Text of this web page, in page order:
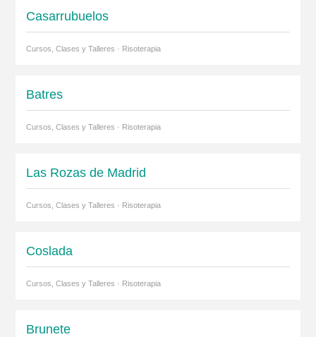
Casarrubuelos
Cursos, Clases y Talleres · Risoterapia
Batres
Cursos, Clases y Talleres · Risoterapia
Las Rozas de Madrid
Cursos, Clases y Talleres · Risoterapia
Coslada
Cursos, Clases y Talleres · Risoterapia
Brunete